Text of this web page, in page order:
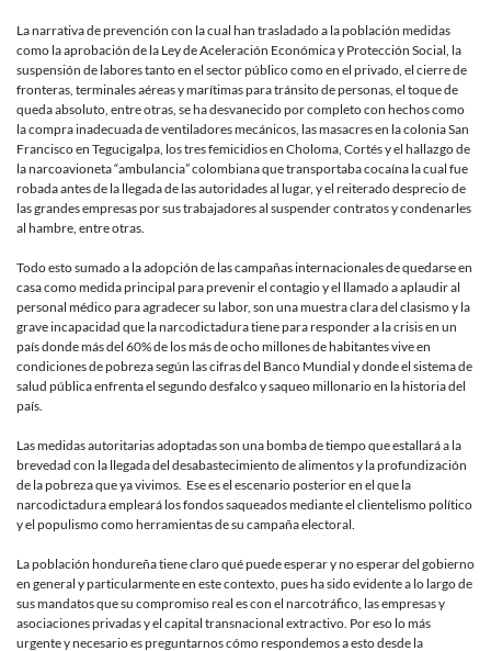
La narrativa de prevención con la cual han trasladado a la población medidas
como la aprobación de la Ley de Aceleración Económica y Protección Social, la
suspensión de labores tanto en el sector público como en el privado, el cierre de
fronteras, terminales aéreas y marítimas para tránsito de personas, el toque de
queda absoluto, entre otras, se ha desvanecido por completo con hechos como
la compra inadecuada de ventiladores mecánicos, las masacres en la colonia San
Francisco en Tegucigalpa, los tres femicidios en Choloma, Cortés y el hallazgo de
la narcoavioneta “ambulancia” colombiana que transportaba cocaína la cual fue
robada antes de la llegada de las autoridades al lugar, y el reiterado desprecio de
las grandes empresas por sus trabajadores al suspender contratos y condenarles
al hambre, entre otras.
Todo esto sumado a la adopción de las campañas internacionales de quedarse en
casa como medida principal para prevenir el contagio y el llamado a aplaudir al
personal médico para agradecer su labor, son una muestra clara del clasismo y la
grave incapacidad que la narcodictadura tiene para responder a la crisis en un
país donde más del 60% de los más de ocho millones de habitantes vive en
condiciones de pobreza según las cifras del Banco Mundial y donde el sistema de
salud pública enfrenta el segundo desfalco y saqueo millonario en la historia del
país.
Las medidas autoritarias adoptadas son una bomba de tiempo que estallará a la
brevedad con la llegada del desabastecimiento de alimentos y la profundización
de la pobreza que ya vivimos. Ese es el escenario posterior en el que la
narcodictadura empleará los fondos saqueados mediante el clientelismo político
y el populismo como herramientas de su campaña electoral.
La población hondureña tiene claro qué puede esperar y no esperar del gobierno
en general y particularmente en este contexto, pues ha sido evidente a lo largo de
sus mandatos que su compromiso real es con el narcotráfico, las empresas y
asociaciones privadas y el capital transnacional extractivo. Por eso lo más
urgente y necesario es preguntarnos cómo respondemos a esto desde la